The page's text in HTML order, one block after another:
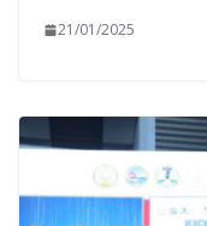
21/01/2025